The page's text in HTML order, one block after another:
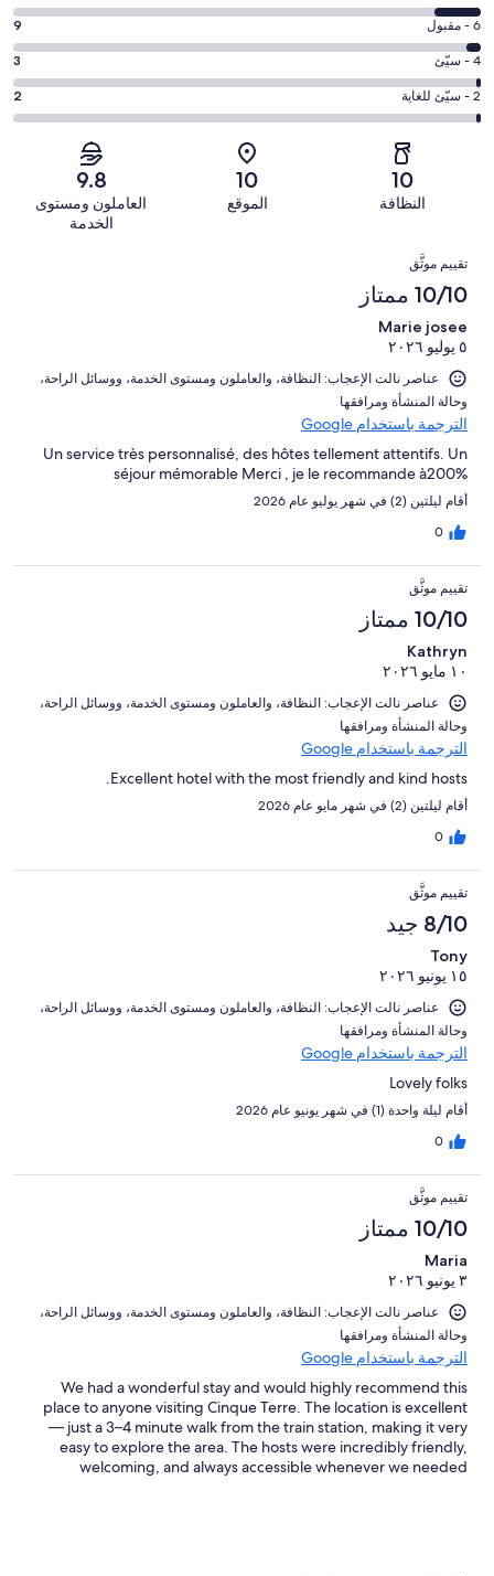
-
ممتاز.
273
من
أصل
التصنيف
8
-
جيد.
31
من
درجة
التصنيف
6
-
مقبول.
تقييمات
النزلاء
6 - مقبول 9
درجة
التصنيف
4
من
تقييمات
4 - سيّئ 3
درجة
التصنيف
من
أصل
318
من
تقييمات
النزلاء
2 - سيّئ للغاية 2
10
النظافة
10
الموقع
9.8
العاملون ومستوى
الخدمة
التقييمات
تقييم موثَّق
10/10 ممتاز
Marie josee
٥ يوليو ٢٠٢٦
عناصر نالت الإعجاب: ⁦النظافة⁩، و⁦العاملون ومستوى الخدمة⁩، و⁦وسائل الراحة⁩،
و⁦حالة المنشأة ومرافقها⁩
الترجمة باستخدام Google
Un service très personnalisé, des hôtes tellement attentifs. Un
séjour mémorable Merci , je le recommande à200%
أقام ليلتين (2) في شهر يوليو عام 2026
0
تقييم موثَّق
10/10 ممتاز
Kathryn
١٠ مايو ٢٠٢٦
عناصر نالت الإعجاب: ⁦النظافة⁩، و⁦العاملون ومستوى الخدمة⁩، و⁦وسائل الراحة⁩،
و⁦حالة المنشأة ومرافقها⁩
الترجمة باستخدام Google
Excellent hotel with the most friendly and kind hosts.
أقام ليلتين (2) في شهر مايو عام 2026
0
تقييم موثَّق
8/10 جيد
Tony
١٥ يونيو ٢٠٢٦
عناصر نالت الإعجاب: ⁦النظافة⁩، و⁦العاملون ومستوى الخدمة⁩، و⁦وسائل الراحة⁩،
و⁦حالة المنشأة ومرافقها⁩
الترجمة باستخدام Google
Lovely folks
أقام ليلة واحدة (1) في شهر يونيو عام 2026
0
تقييم موثَّق
10/10 ممتاز
Maria
٣ يونيو ٢٠٢٦
عناصر نالت الإعجاب: ⁦النظافة⁩، و⁦العاملون ومستوى الخدمة⁩، و⁦وسائل الراحة⁩،
و⁦حالة المنشأة ومرافقها⁩
الترجمة باستخدام Google
We had a wonderful stay and would highly recommend this
place to anyone visiting Cinque Terre. The location is excellent
— just a 3–4 minute walk from the train station, making it very
easy to explore the area. The hosts were incredibly friendly,
welcoming, and always accessible whenever we needed